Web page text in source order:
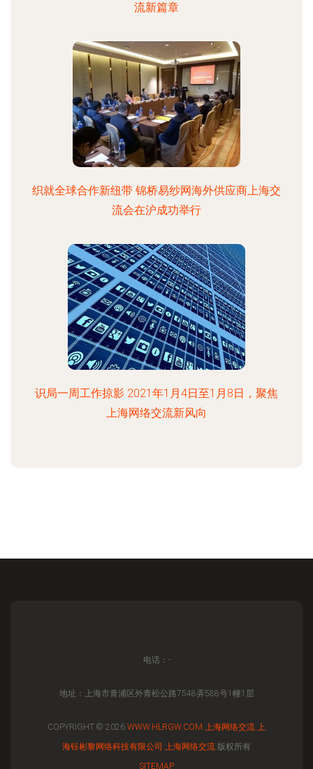
流新篇章
织就全球合作新纽带 锦桥易纱网海外供应商上海交
流会在沪成功举行
识局一周工作掠影 2021年1月4日至1月8日，聚焦
上海网络交流新风向
电话：-
地址：上海市青浦区外青松公路7548弄588号1幢1层
COPYRIGHT © 2026 WWW.HLRGW.COM 上海网络交流 上
海钰彬黎网络科技有限公司 上海网络交流 版权所有
SITEMAP